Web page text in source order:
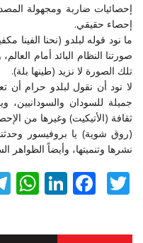
إحصائيات ضاربة ومجهولة
إحصاء حقيقي.
ما نود قوله لبلدو (نحنا الفينا
صورتنا النظام البائد أمام
تلك الصورة لا نزيد (طينها بلة).
لا نود أن نقول لبلدو حرام أن
جميلة للسودان
ثقافة (الأتيكيت) وغيرها من
(روق شوية) يا بروفيسور
نشرها وتنميتها، وأيضاً
Twitter